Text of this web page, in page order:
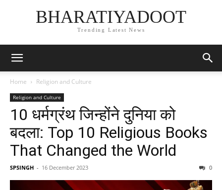
BHARATIYADOOT
Trending Latest News
Home Religion and Culture
Religion and Culture
10 धर्मग्रंथ जिन्होंने दुनिया को
बदला: Top 10 Religious Books
That Changed the World
SPSINGH - 16 December 2023 0